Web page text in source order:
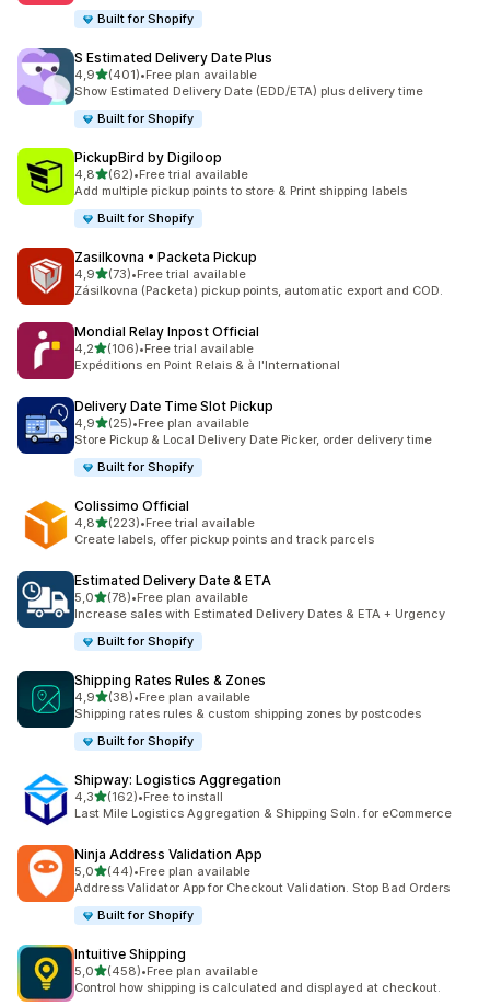
Built for Shopify
S Estimated Delivery Date Plus
4,9de 5 estrelas
(401)
401 total de avaliações
•Free plan available
Show Estimated Delivery Date (EDD/ETA) plus delivery time
Built for Shopify
PickupBird by Digiloop
4,8de 5 estrelas
(62)
62 total de avaliações
•Free trial available
Add multiple pickup points to store & Print shipping labels
Built for Shopify
Zasilkovna • Packeta Pickup
4,9de 5 estrelas
(73)
73 total de avaliações
•Free trial available
Zásilkovna (Packeta) pickup points, automatic export and COD.
Mondial Relay Inpost Official
4,2de 5 estrelas
(106)
106 total de avaliações
•Free trial available
Expéditions en Point Relais & à l'International
Delivery Date Time Slot Pickup
4,9de 5 estrelas
(25)
25 total de avaliações
•Free plan available
Store Pickup & Local Delivery Date Picker, order delivery time
Built for Shopify
Colissimo Official
4,8de 5 estrelas
(223)
223 total de avaliações
•Free trial available
Create labels, offer pickup points and track parcels
Estimated Delivery Date & ETA
5,0de 5 estrelas
(78)
78 total de avaliações
•Free plan available
Increase sales with Estimated Delivery Dates & ETA + Urgency
Built for Shopify
Shipping Rates Rules & Zones
4,9de 5 estrelas
(38)
38 total de avaliações
•Free plan available
Shipping rates rules & custom shipping zones by postcodes
Built for Shopify
Shipway: Logistics Aggregation
4,3de 5 estrelas
(162)
162 total de avaliações
•Free to install
Last Mile Logistics Aggregation & Shipping Soln. for eCommerce
Ninja Address Validation App
5,0de 5 estrelas
(44)
44 total de avaliações
•Free plan available
Address Validator App for Checkout Validation. Stop Bad Orders
Built for Shopify
Intuitive Shipping
5,0de 5 estrelas
(458)
458 total de avaliações
•Free plan available
Control how shipping is calculated and displayed at checkout.